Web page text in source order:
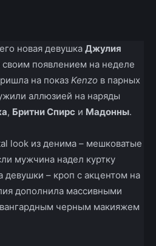
новая девушка Джулия
появлением на неделе
на показ Kenzo в парных
аллюзией на наряды
, Бритни Спирс и Мадонны.
look из денима – мешковатые
мужчина надел куртку
девушки – кроп с акцентом на
дополнила массивными
черным макияжем